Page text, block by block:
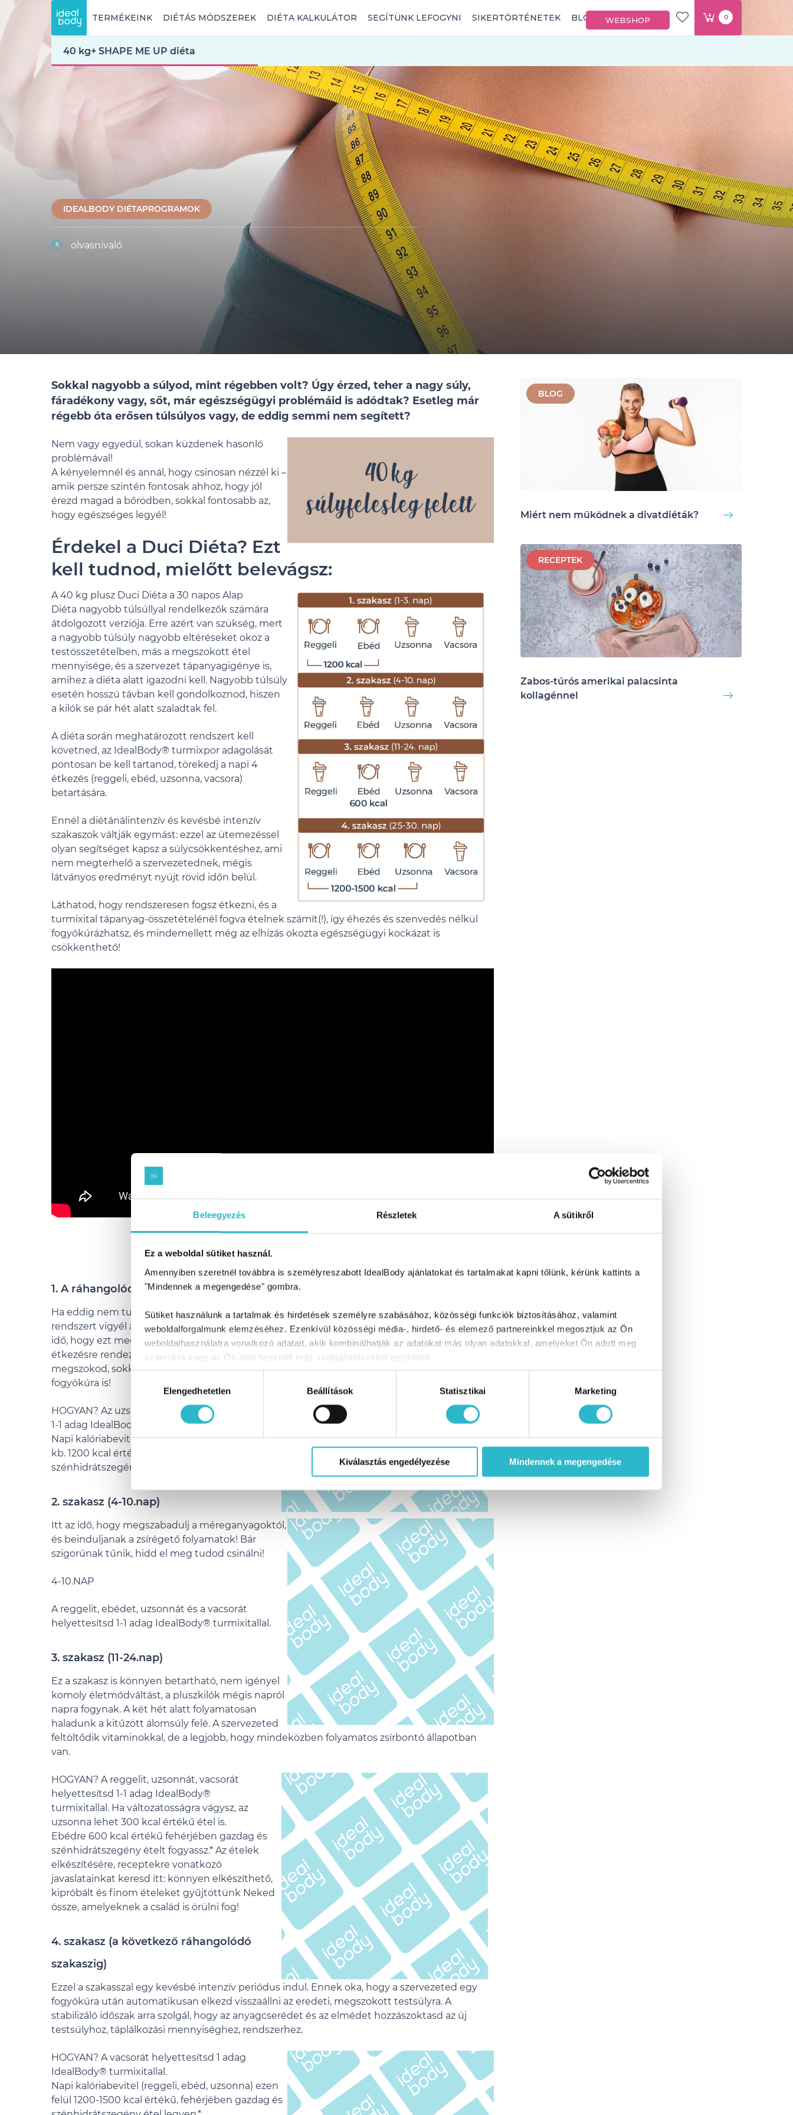
Beleegyezés Részletek A sütikről
Ez a weboldal sütiket használ.
Amennyiben szeretnél továbbra is személyreszabott IdealBody ajánlatokat és tartalmakat kapni tőlünk, kérünk kattints a
"Mindennek a megengedése" gombra.
Sütiket használunk a tartalmak és hirdetések személyre szabásához, közösségi funkciók biztosításához, valamint
weboldalforgalmunk elemzéséhez. Ezenkívül közösségi média-, hirdető- és elemező partnereinkkel megosztjuk az Ön
weboldalhasználatra vonatkozó adatait, akik kombinálhatják az adatokat más olyan adatokkal, amelyeket Ön adott meg
számukra vagy az Ön által használt más szolgáltatásokból gyűjtöttek.
kiválasztásaElengedhetetlen Beállítások Statisztikai Marketing
Kiválasztás engedélyezése Mindennek a megengedése
WEBSHOP
TERMÉKEINK DIÉTÁS MÓDSZEREK DIÉTA KALKULÁTOR SEGÍTÜNK LEFOGYNI SIKERTÖRTÉNETEK BLOG 0
IDEALBODY DIÉTAPROGRAMOK
40 kg+ SHAPE ME UP diéta
olvasnivaló
Sokkal nagyobb a súlyod, mint régebben volt? Úgy érzed, teher a nagy súly,
fáradékony vagy, sőt, már egészségügyi problémáid is adódtak? Esetleg már
régebb óta erősen túlsúlyos vagy, de eddig semmi nem segített?
Nem vagy egyedül, sokan küzdenek hasonló
problémával!
A kényelemnél és annál, hogy csinosan nézzél ki –
amik persze szintén fontosak ahhoz, hogy jól
érezd magad a bőrödben, sokkal fontosabb az,
hogy egészséges legyél!
Érdekel a Duci Diéta? Ezt
kell tudnod, mielőtt belevágsz:
A 40 kg plusz Duci Diéta a 30 napos Alap
Diéta nagyobb túlsúllyal rendelkezők számára
átdolgozott verziója. Erre azért van szükség, mert
a nagyobb túlsúly nagyobb eltéréseket okoz a
testösszetételben, más a megszokott étel
mennyisége, és a szervezet tápanyagigénye is,
amihez a diéta alatt igazodni kell. Nagyobb túlsúly
esetén hosszú távban kell gondolkoznod, hiszen
a kilók se pár hét alatt szaladtak fel.
A diéta során meghatározott rendszert kell
követned, az IdealBody® turmixpor adagolását
pontosan be kell tartanod, törekedj a napi 4
étkezés (reggeli, ebéd, uzsonna, vacsora)
betartására.
Ennél a diétánálintenzív és kevésbé intenzív
szakaszok váltják egymást: ezzel az ütemezéssel
olyan segítséget kapsz a súlycsökkentéshez, ami
nem megterhelő a szervezetednek, mégis
látványos eredményt nyújt rövid időn belül.
Láthatod, hogy rendszeresen fogsz étkezni, és a
turmixital tápanyag-összetételénél fogva ételnek számít(!), így éhezés és szenvedés nélkül
fogyókúrázhatsz, és mindemellett még az elhízás okozta egészségügyi kockázat is
csökkenthető!
A Duci diéta menete
1. A ráhangolódás szakasza (1-2-3.nap)
Ha eddig nem tudtál odafigyelni, hogy
rendszert vigyél az étkezéseidbe, most itt az
idő, hogy ezt megalapozd! Több kisebb
étkezésre rendezkedj be, mert ha ezt
megszokod, sokkal könnyebben megy majd a
fogyókúra is!
HOGYAN? Az uzsonnát, vacsorát helyettesítsd
1-1 adag IdealBody® turmixitallal.*
Napi kalóriabeviteled (reggeli, ebéd) ezen felül
kb. 1200 kcal értékű, fehérjében gazdag és
szénhidrátszegény étel legyen.*
2. szakasz (4-10.nap)
Itt az idő, hogy megszabadulj a méreganyagoktól,
és beinduljanak a zsírégető folyamatok! Bár
szigorúnak tűnik, hidd el meg tudod csinálni!
4-10.NAP
A reggelit, ebédet, uzsonnát és a vacsorát
helyettesítsd 1-1 adag IdealBody® turmixitallal.
3. szakasz (11-24.nap)
Ez a szakasz is könnyen betartható, nem igényel
komoly életmódváltást, a pluszkilók mégis napról
napra fogynak. A két hét alatt folyamatosan
haladunk a kitűzött álomsúly felé. A szervezeted
feltöltődik vitaminokkal, de a legjobb, hogy mindeközben folyamatos zsírbontó állapotban
van.
HOGYAN? A reggelit, uzsonnát, vacsorát
helyettesítsd 1-1 adag IdealBody®
turmixitallal. Ha változatosságra vágysz, az
uzsonna lehet 300 kcal értékű étel is.
Ebédre 600 kcal értékű fehérjében gazdag és
szénhidrátszegény ételt fogyassz.* Az ételek
elkészítésére, receptekre vonatkozó
javaslatainkat keresd itt: könnyen elkészíthető,
kipróbált és finom ételeket gyűjtöttünk Neked
össze, amelyeknek a család is örülni fog!
4. szakasz (a következő ráhangolódó
szakaszig)
Ezzel a szakasszal egy kevésbé intenzív periódus indul. Ennek oka, hogy a szervezeted egy
fogyókúra után automatikusan elkezd visszaállni az eredeti, megszokott testsúlyra. A
stabilizáló időszak arra szolgál, hogy az anyagcserédet és az elmédet hozzászoktasd az új
testsúlyhoz, táplálkozási mennyiséghez, rendszerhez.
HOGYAN? A vacsorát helyettesítsd 1 adag
IdealBody® turmixitallal.
Napi kalóriabevitel (reggeli, ebéd, uzsonna) ezen
felül 1200-1500 kcal értékű, fehérjében gazdag és
BLOG
Miért nem működnek a divatdiéták?
RECEPTEK
Zabos-túrós amerikai palacsinta
kollagénnel